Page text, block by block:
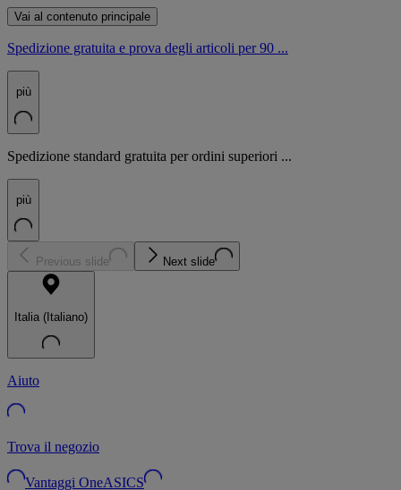
Vai al contenuto principale
Spedizione gratuita e prova degli articoli per 90 ...
più
Spedizione standard gratuita per ordini superiori ...
più
Previous slide Next slide
Italia (Italiano)
Aiuto
Trova il negozio
Vantaggi OneASICS